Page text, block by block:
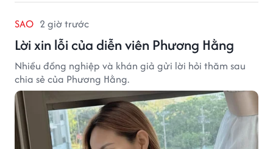
SAO 2 giờ trước
Lời xin lỗi của diễn viên Phương Hằng
Nhiều đồng nghiệp và khán giả gửi lời hỏi thăm sau
chia sẻ của Phương Hằng.